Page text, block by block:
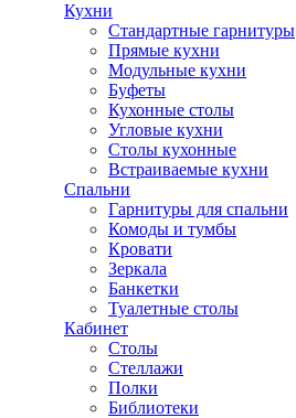
Кухни
Стандартные гарнитуры
Прямые кухни
Модульные кухни
Буфеты
Кухонные столы
Угловые кухни
Столы кухонные
Встраиваемые кухни
Спальни
Гарнитуры для спальни
Комоды и тумбы
Кровати
Зеркала
Банкетки
Туалетные столы
Кабинет
Столы
Стеллажи
Полки
Библиотеки